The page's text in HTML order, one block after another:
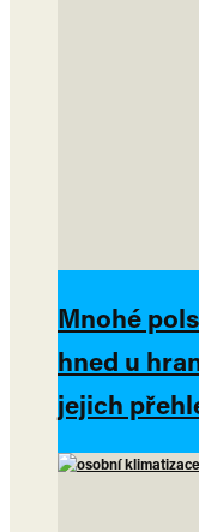
Mnohé
hned u
jejich